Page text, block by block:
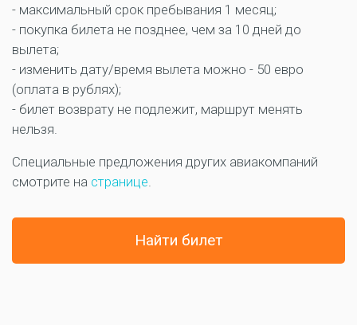
- максимальный срок пребывания 1 месяц;
- покупка билета не позднее, чем за 10 дней до
вылета;
- изменить дату/время вылета можно - 50 евро
(оплата в рублях);
- билет возврату не подлежит, маршрут менять
нельзя.
Специальные предложения других авиакомпаний
смотрите на странице.
Найти билет